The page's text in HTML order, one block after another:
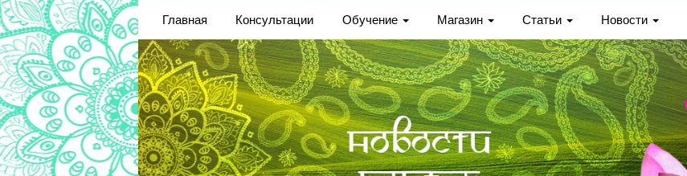
Главная Консультации Обучение Магазин Статьи Новости